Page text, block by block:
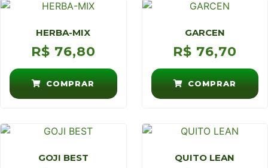
HERBA-MIX
R$ 76,80
COMPRAR
GARCEN
R$ 76,70
COMPRAR
GOJI BEST QUITO LEAN